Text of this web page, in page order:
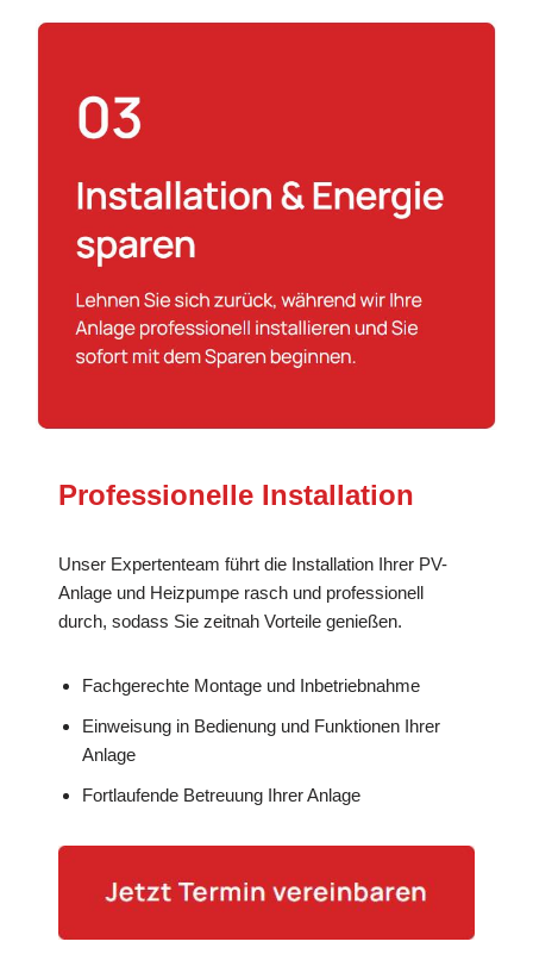
Professionelle Installation
Unser Expertenteam führt die Installation Ihrer PV-
Anlage und Heizpumpe rasch und professionell
durch, sodass Sie zeitnah Vorteile genießen.
Fachgerechte Montage und Inbetriebnahme
Einweisung in Bedienung und Funktionen Ihrer
Anlage
Fortlaufende Betreuung Ihrer Anlage